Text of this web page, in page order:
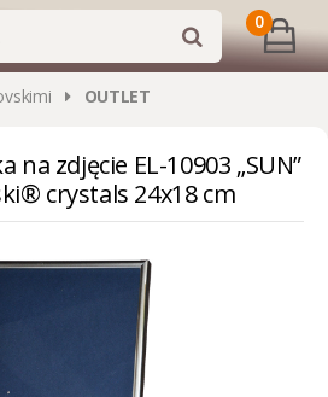
0
OUTLET
na zdjęcie EL-10903 „SUN”
crystals 24x18 cm